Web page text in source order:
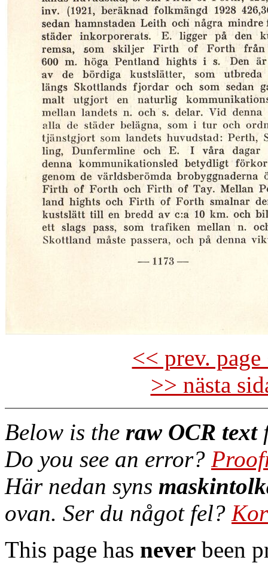
<< prev.
>> nästa
Below is the raw OCR text
Do you see an error?
Här nedan syns
ovan. Ser du något fel?
This page has never been